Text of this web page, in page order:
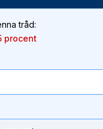
tråd:
procent